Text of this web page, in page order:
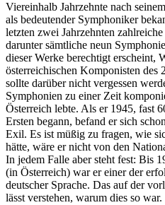
Viereinhalb Jahrzehnte nach
als bedeutender Symphoniker
letzten zwei Jahrzehnten
darunter sämtliche neun
dieser Werke berechtigt erscheint,
österreichischen Komponisten des
sollte darüber nicht vergessen
Symphonien zu einer Zeit
Österreich lebte. Als er 1945, fast
Ersten begann, befand er sich
Exil. Es ist müßig zu fragen, wie
hätte, wäre er nicht von den
In jedem Falle aber steht fest: Bis
(in Österreich) war er einer der
deutscher Sprache. Das auf der
lässt verstehen, warum dies so war.